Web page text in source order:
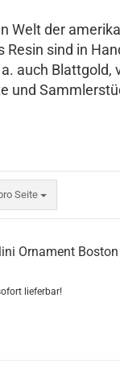
Welt der
Resin sind in
auch Blattgold,
und
Seite
Seite
Ornament Boston
lieferbar!